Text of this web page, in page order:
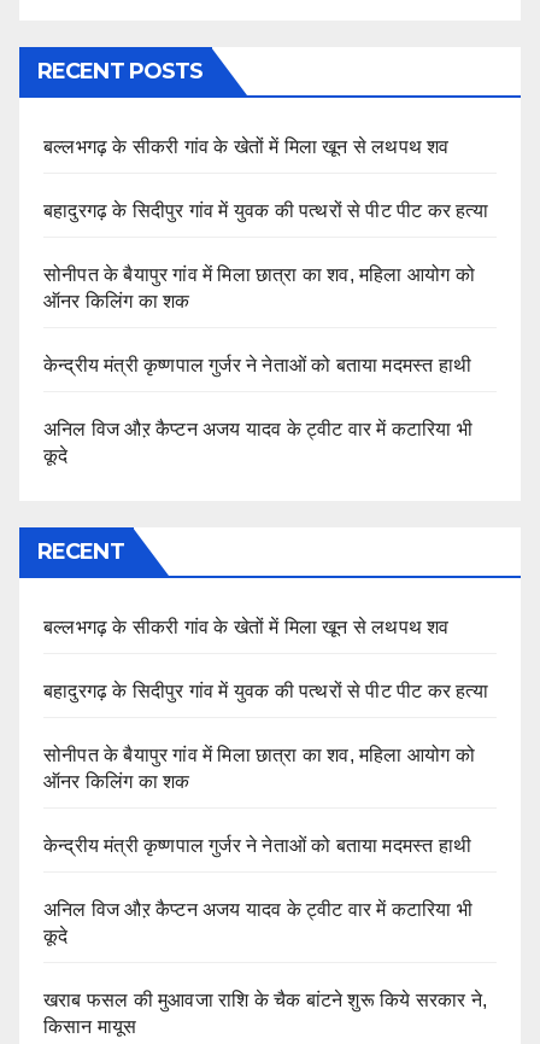
RECENT POSTS
बल्लभगढ़ के सीकरी गांव के खेतों में मिला खून से लथपथ शव
बहादुरगढ़ के सिदीपुर गांव में युवक की पत्थरों से पीट पीट कर हत्या
सोनीपत के बैयापुर गांव में मिला छात्रा का शव, महिला आयोग को
ऑनर किलिंग का शक
केन्द्रीय मंत्री कृष्णपाल गुर्जर ने नेताओं को बताया मदमस्त हाथी
अनिल विज औऱ कैप्टन अजय यादव के ट्वीट वार में कटारिया भी
कूदे
RECENT
बल्लभगढ़ के सीकरी गांव के खेतों में मिला खून से लथपथ शव
बहादुरगढ़ के सिदीपुर गांव में युवक की पत्थरों से पीट पीट कर हत्या
सोनीपत के बैयापुर गांव में मिला छात्रा का शव, महिला आयोग को
ऑनर किलिंग का शक
केन्द्रीय मंत्री कृष्णपाल गुर्जर ने नेताओं को बताया मदमस्त हाथी
अनिल विज औऱ कैप्टन अजय यादव के ट्वीट वार में कटारिया भी
कूदे
खराब फसल की मुआवजा राशि के चैक बांटने शुरू किये सरकार ने,
किसान मायूस